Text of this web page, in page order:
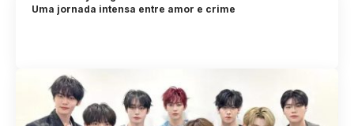
Uma jornada intensa entre amor e crime